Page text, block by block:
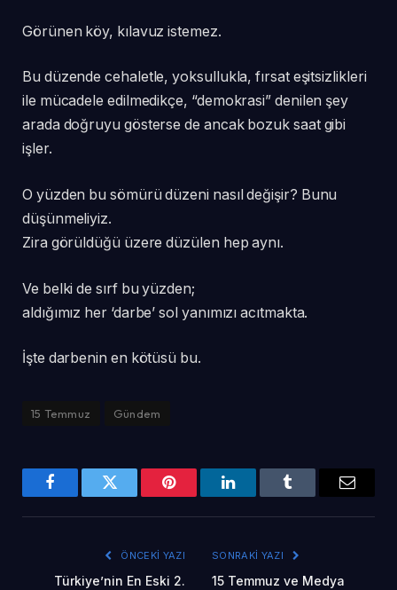
Görünen köy, kılavuz istemez.
Bu düzende cehaletle, yoksullukla, fırsat eşitsizlikleri
ile mücadele edilmedikçe, “demokrasi” denilen şey
arada doğruyu gösterse de ancak bozuk saat gibi
işler.
O yüzden bu sömürü düzeni nasıl değişir? Bunu
düşünmeliyiz.
Zira görüldüğü üzere düzülen hep aynı.
Ve belki de sırf bu yüzden;
aldığımız her ‘darbe’ sol yanımızı acıtmakta.
İşte darbenin en kötüsü bu.
15 Temmuz Gündem
FacebookTwitter Pinterest LinkedInTumblr Email
ÖNCEKI YAZI
Türkiye’nin En Eski 2.
SONRAKI YAZI
15 Temmuz ve Medya